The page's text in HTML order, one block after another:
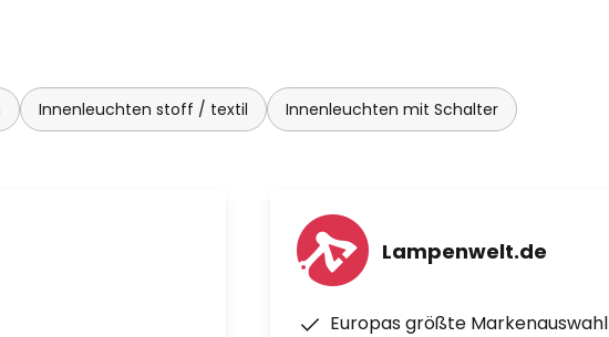
Innenleuchten stoff / textil Innenleuchten mit Schalter
Lampenwelt.de
Europas größte Markenauswahl